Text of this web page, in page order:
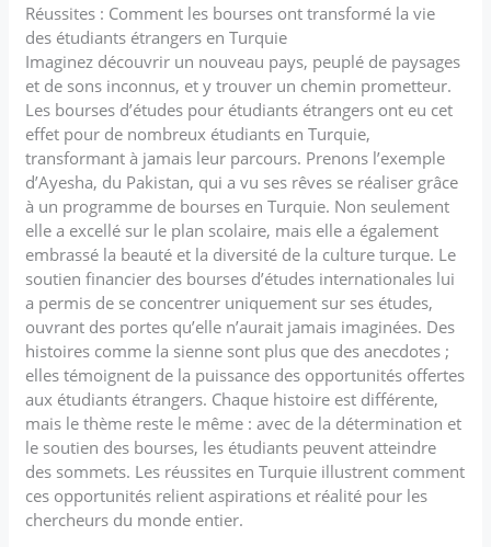
Réussites : Comment les bourses ont transformé la vie
des étudiants étrangers en Turquie
Imaginez découvrir un nouveau pays, peuplé de paysages
et de sons inconnus, et y trouver un chemin prometteur.
Les bourses d’études pour étudiants étrangers ont eu cet
effet pour de nombreux étudiants en Turquie,
transformant à jamais leur parcours. Prenons l’exemple
d’Ayesha, du Pakistan, qui a vu ses rêves se réaliser grâce
à un programme de bourses en Turquie. Non seulement
elle a excellé sur le plan scolaire, mais elle a également
embrassé la beauté et la diversité de la culture turque. Le
soutien financier des bourses d’études internationales lui
a permis de se concentrer uniquement sur ses études,
ouvrant des portes qu’elle n’aurait jamais imaginées. Des
histoires comme la sienne sont plus que des anecdotes ;
elles témoignent de la puissance des opportunités offertes
aux étudiants étrangers. Chaque histoire est différente,
mais le thème reste le même : avec de la détermination et
le soutien des bourses, les étudiants peuvent atteindre
des sommets. Les réussites en Turquie illustrent comment
ces opportunités relient aspirations et réalité pour les
chercheurs du monde entier.